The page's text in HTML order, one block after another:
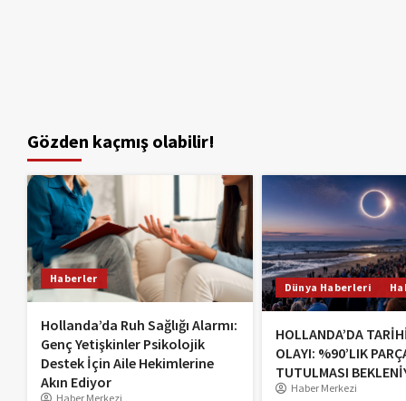
Gözden kaçmış olabilir!
Haberler
Hollanda’da Ruh Sağlığı Alarmı:
Genç Yetişkinler Psikolojik
Destek İçin Aile Hekimlerine
Akın Ediyor
Haber Merkezi
Dünya Haberleri
HOLLANDA’DA
OLAYI: %90’LIK
TUTULMASI
Haber Merkezi